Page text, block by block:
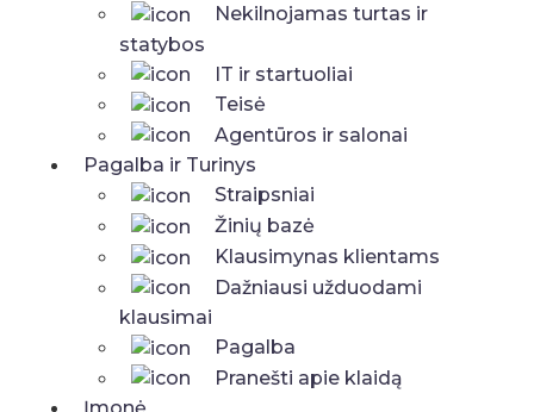
Nekilnojamas turtas ir
statybos
IT ir startuoliai
Teisė
Agentūros ir salonai
Pagalba ir Turinys
Straipsniai
Žinių bazė
Klausimynas klientams
Dažniausi užduodami
klausimai
Pagalba
Pranešti apie klaidą